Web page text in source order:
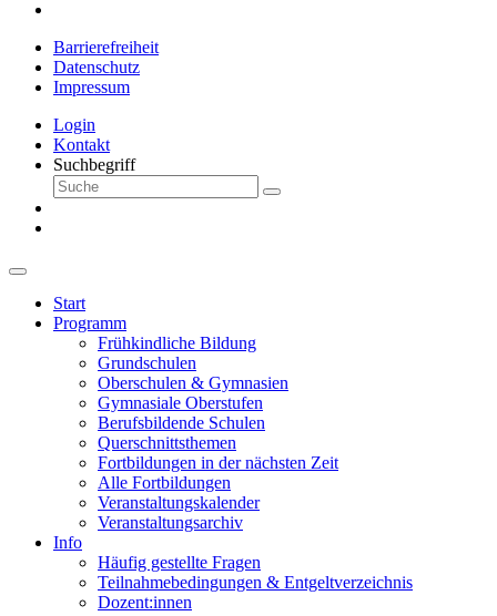
Barrierefreiheit
Datenschutz
Impressum
Login
Kontakt
Suchbegriff
Start
Programm
Frühkindliche Bildung
Grundschulen
Oberschulen & Gymnasien
Gymnasiale Oberstufen
Berufsbildende Schulen
Querschnittsthemen
Fortbildungen in der nächsten Zeit
Alle Fortbildungen
Veranstaltungskalender
Veranstaltungsarchiv
Info
Häufig gestellte Fragen
Teilnahmebedingungen & Entgeltverzeichnis
Dozent:innen